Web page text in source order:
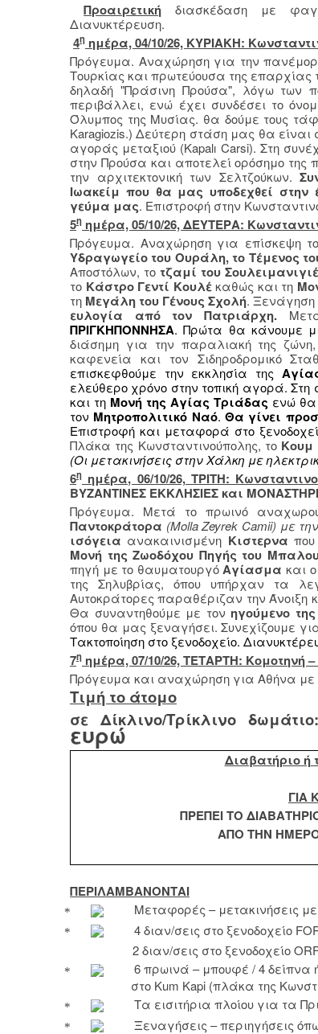
Προαιρετική
διασκέδαση με
Διανυκτέρευση.
4η ημέρα, 04/10/26, ΚΥΡΙΑΚΗ:
Πρόγευμα. Αναχώρηση για την
Τουρκίας και πρωτεύουσα της
δηλαδή "Πράσινη Προύσα", λόγω των
περιβάλλει, ενώ έχει συνδέσει το
Όλυμπος της Μυσίας. θα δούμε τους
Karagiozis.) Δεύτερη στάση μας θα είναι
αγοράς μεταξιού (Kapalı Carsi). Στη
στην Προύσα και αποτελεί ορόσημο της
την αρχιτεκτονική των Σελτζούκων.
Ιωακείμ που θα μας υποδεχθεί
γεύμα μας. Επιστροφή στην
5η ημέρα, 05/10/26, ΔΕΥΤΕΡΑ:
Πρόγευμα. Αναχώρηση για επίσκεψη
Υδραγωγείο του Ουράλη, το Τέμενος
Αποστόλων, το τζαμί του Σουλειμανιγιέ
το Κάστρο Γεντί Κουλέκαθώς και τη
τη Μεγάλη του Γένους Σχολή. Ξενάγηση
ευλογία από τον Πατριάρχη.
ΠΡΙΓΚΗΠΟΝΝΗΣΑ. Πρώτα θα κάνουμε
διάσημη για την παραλιακή της
καφενεία και τον Σιδηροδρομικό
επισκεφθούμε την εκκλησία της
ελεύθερο χρόνο στην τοπική αγορά.
και τη Μονή της Αγίας Τριάδας ενώ θα
τον Μητροπολιτικό Ναό. Θα γίνει
Επιστροφή και μεταφορά στο
Πλάκα της Κωνσταντινούπολης, το Κουμ
(Οι μετακινήσεις στην Χάλκη με
6η ημέρα, 06/10/26, ΤΡΙΤΗ:
ΒΥΖΑΝΤΙΝΕΣ ΕΚΚΛΗΣΙΕΣ και
Πρόγευμα. Μετά το πρωινό
Παντοκράτορα (Molla Zeyrek Camii) με
ισόγεια ανακαινισμένη Κιστερνα
Μονή της Ζωοδόχου Πηγής του
πηγή με το θαυματουργό Αγίασμακαι
της Σηλυβρίας, όπου υπήρχαν τα
Αυτοκράτορες παραθέριζαν την Άνοιξη
Θα συναντηθούμε με τον ηγούμενο
όπου θα μας ξεναγήσει. Συνεχίζουμε
Τακτοποίηση στο ξενοδοχείο.
7η ημέρα, 07/10/26, ΤΕΤΑΡΤΗ: Κομοτηνή
Πρόγευμα και αναχώρηση για Αθήνα με
Τιμή το άτομο
σε Δίκλινο/Τρίκλινο
ευρώ
Διαβατήριο ή
ΓΙΑ
ΠΡΕΠΕΙ ΤΟ
ΑΠΟ ΤΗΝ
ΠΕΡΙΛΑΜΒΑΝΟΝΤΑΙ
Μεταφορές – μετακινήσεις
4 διαν/σεις στο ξενοδοχείο
2 διαν/σεις στο ξενοδοχείο
6 πρωινά – μπουφέ / 4 δείπνα
στo Kum Kapi(πλάκα της
Τα εισιτήρια πλοίου για τα
Ξεναγήσεις – περιηγήσεις